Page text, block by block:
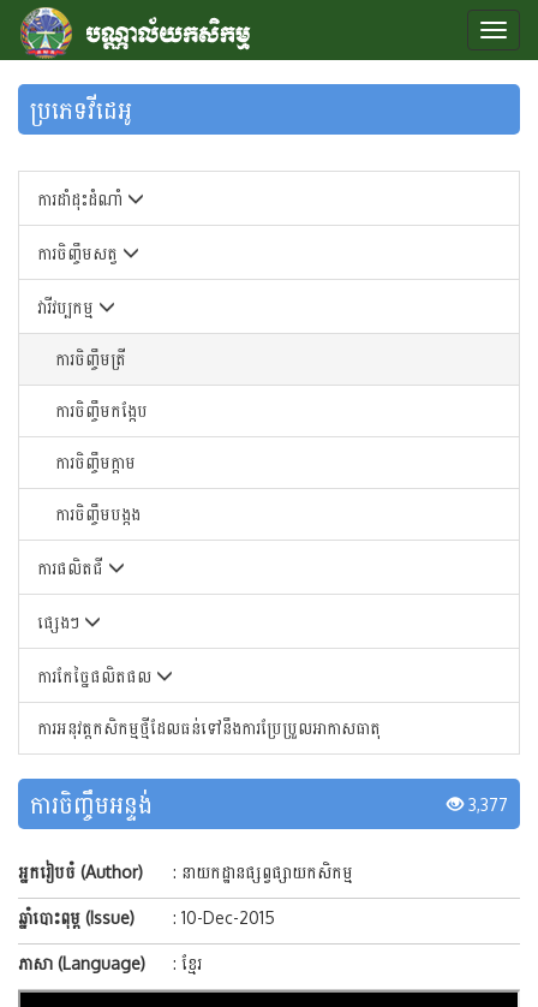
ប្រភេទវីដេអូ
ការដាំដុះដំណាំ
ការចិញ្ចឹមសត្វ
វារីវប្បកម្ម
ការចិញ្ចឹមត្រី
ការចិញ្ចឹមកង្កែប
ការចិញ្ចឹមក្តាម
ការចិញ្ចឹមបង្កង
ការផលិតជី
ផ្សេងៗ
ការកែច្នៃផលិតផល
ការអនុវត្តកសិកម្មថ្មីដែលធន់ទៅនឹងការប្រែប្រួលអាកាសធាតុ
ការចិញ្ចឹមអន្ទង់ 3,377
អ្នករៀបចំ (Author) : នាយកដ្ឋានផ្សព្វផ្សាយកសិកម្ម
ឆ្នាំបោះពុម្ព (Issue) : 10-Dec-2015
ភាសា (Language) : ខ្មែរ